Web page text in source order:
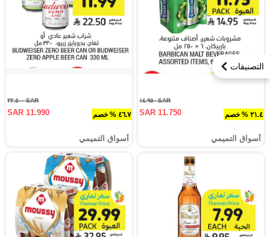
التصنيفات
٢١.٤ % خصم
SAR ١٤.٩٥٠
SAR 11.750
أسواق التميمي
٤٦.٧ % خصم
SAR ٢٢.٥٠٠
SAR 11.990
أسواق التميمي